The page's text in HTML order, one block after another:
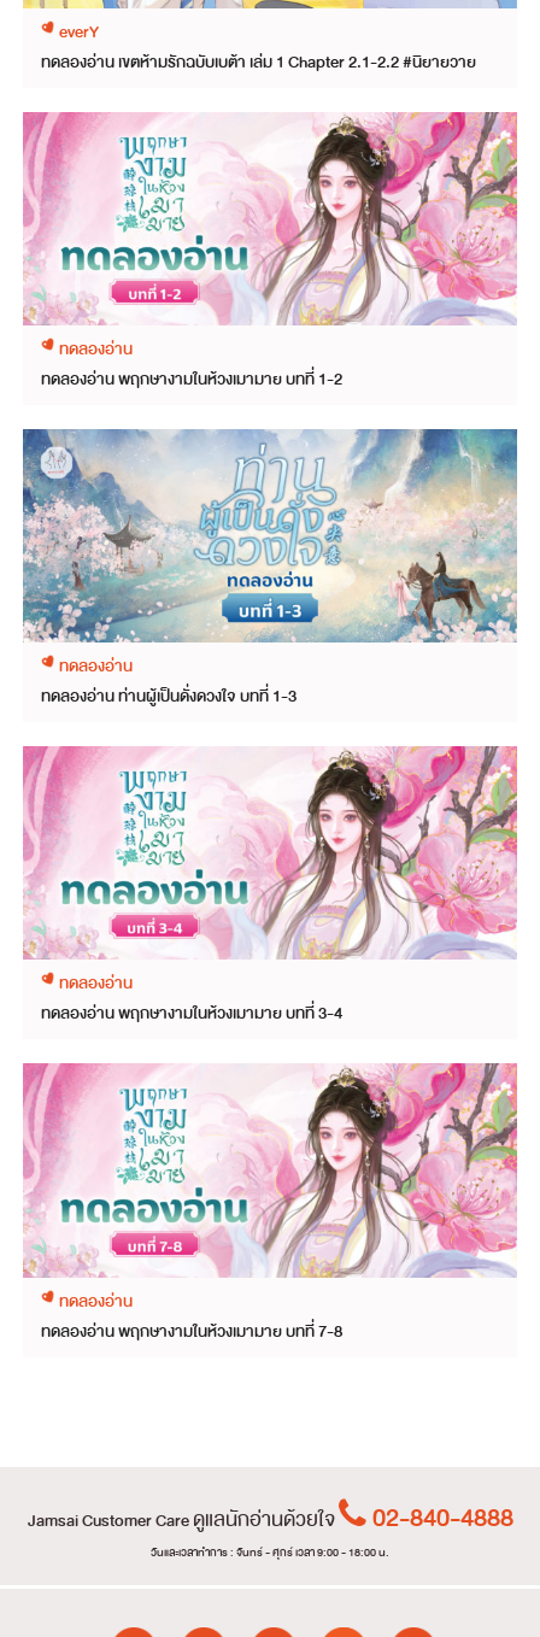
everY
ทดลองอ่าน เขตห้ามรักฉบับเบต้า เล่ม 1 Chapter 2.1-2.2 #นิยายวาย
ทดลองอ่าน
ทดลองอ่าน พฤกษางามในห้วงเมามาย บทที่ 1-2
ทดลองอ่าน
ทดลองอ่าน ท่านผู้เป็นดั่งดวงใจ บทที่ 1-3
ทดลองอ่าน
ทดลองอ่าน พฤกษางามในห้วงเมามาย บทที่ 3-4
ทดลองอ่าน
ทดลองอ่าน พฤกษางามในห้วงเมามาย บทที่ 7-8
Jamsai Customer Careดูแลนักอ่านด้วยใจ 02-840-4888
วันและเวลาทำการ : จันทร์ - ศุกร์ เวลา 9:00 - 18:00 น.